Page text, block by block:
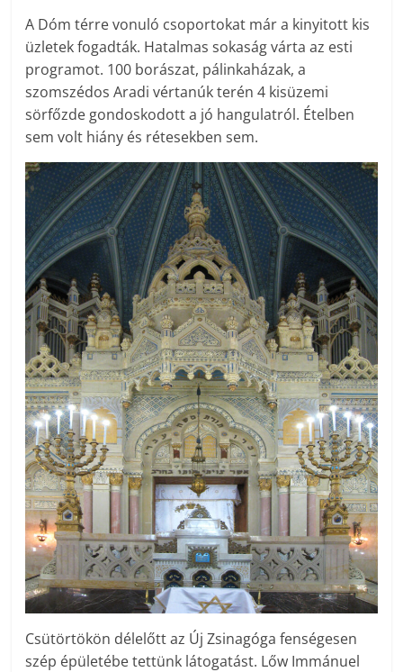
A Dóm térre vonuló csoportokat már a kinyitott kis
üzletek fogadták. Hatalmas sokaság várta az esti
programot. 100 borászat, pálinkaházak, a
szomszédos Aradi vértanúk terén 4 kisüzemi
sörfőzde gondoskodott a jó hangulatról. Ételben
sem volt hiány és rétesekben sem.
Csütörtökön délelőtt az Új Zsinagóga fenségesen
szép épületébe tettünk látogatást. Lőw Immánuel